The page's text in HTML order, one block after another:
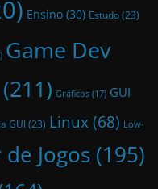
Ensino (30) Estudo(23)
Game Dev
(211) Gráficos (17) GUI
GUI(23) Linux(68) Low-
Jogos (195)